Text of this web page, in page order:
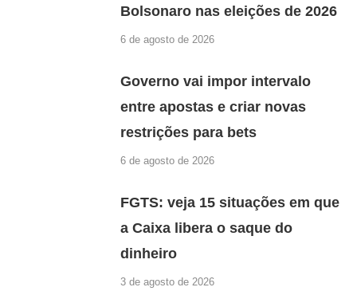
Bolsonaro nas eleições de 2026
6 de agosto de 2026
Governo vai impor intervalo
entre apostas e criar novas
restrições para bets
6 de agosto de 2026
FGTS: veja 15 situações em que
a Caixa libera o saque do
dinheiro
3 de agosto de 2026